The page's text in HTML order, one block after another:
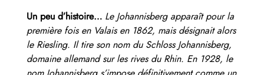
Un peu d’histoire… Le Johannisberg apparaît pour la
première fois en Valais en 1862, mais désignait alors
le Riesling. Il tire son nom du Schloss Johannisberg,
domaine allemand sur les rives du Rhin. En 1928, le